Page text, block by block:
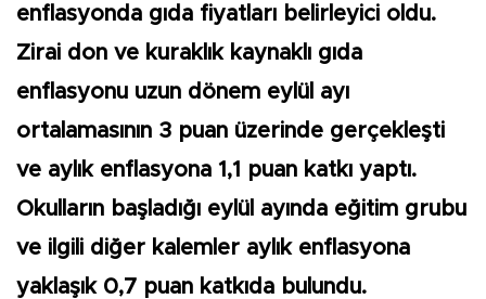
enflasyonda gıda fiyatları belirleyici oldu.
Zirai don ve kuraklık kaynaklı gıda
enflasyonu uzun dönem eylül ayı
ortalamasının 3 puan üzerinde gerçekleşti
ve aylık enflasyona 1,1 puan katkı yaptı.
Okulların başladığı eylül ayında eğitim grubu
ve ilgili diğer kalemler aylık enflasyona
yaklaşık 0,7 puan katkıda bulundu.